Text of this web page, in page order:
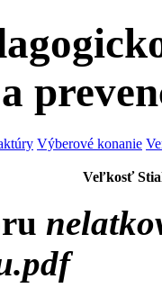
Výberové konanie
Veľkosť